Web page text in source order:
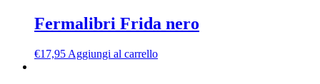
Fermalibri Frida nero
€17,95 Aggiungi al carrello